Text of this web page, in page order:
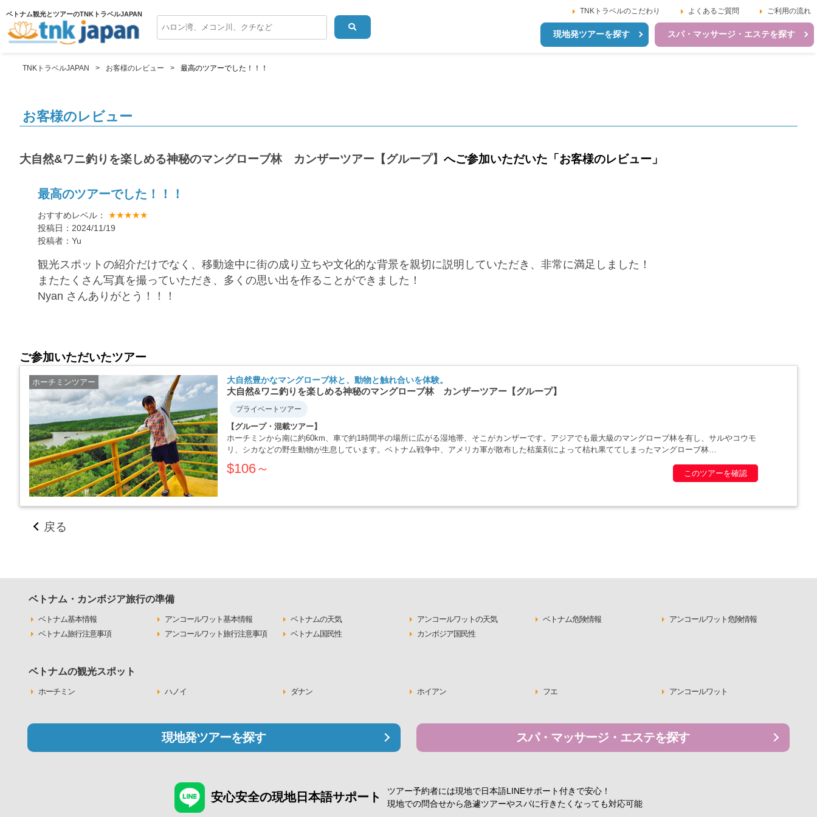
ベトナム観光とツアーのTNKトラベルJAPAN TNKトラベルのこだわり よくあるご質問 ご利用の流れ
現地発ツアーを探す スパ・マッサージ・エステを探す
TNKトラベルJAPAN お客様のレビュー 最高のツアーでした！！！
お客様のレビュー
大自然&ワニ釣りを楽しめる神秘のマングローブ林 カンザーツアー【グループ】 へご参加いただいた「お客様のレビュー」
最高のツアーでした！！！
おすすめレベル： ★★★★★
投稿日：2024/11/19
投稿者：Yu
観光スポットの紹介だけでなく、移動途中に街の成り立ちや文化的な背景を親切に説明していただき、非常に満足しました！
またたくさん写真を撮っていただき、多くの思い出を作ることができました！
Nyan さんありがとう！！！
ご参加いただいたツアー
ホーチミンツアー 大自然豊かなマングローブ林と、動物と触れ合いを体験。
大自然&ワニ釣りを楽しめる神秘のマングローブ林 カンザーツアー【グループ】
プライベートツアー
【グループ・混載ツアー】
ホーチミンから南に約60km、車で約1時間半の場所に広がる湿地帯、そこがカンザーです。アジアでも最大級のマングローブ林を有し、サルやコウモ
リ、シカなどの野生動物が生息しています。ベトナム戦争中、アメリカ軍が散布した枯葉剤によって枯れ果ててしまったマングローブ林
が、・・・・・
$106～ このツアーを確認
戻る
ベトナム・カンボジア旅行の準備
ベトナム基本情報 アンコールワット基本情報 ベトナムの天気 アンコールワットの天気 ベトナム危険情報
アンコールワット危険情報
ベトナム旅行注意事項
アンコールワット旅行注意事項 ベトナム国民性 カンボジア国民性
ベトナムの観光スポット
ホーチミン ハノイ ダナン ホイアン フエ アンコールワット
現地発ツアーを探す スパ・マッサージ・エステを探す
安心安全の現地日本語サポート ツアー予約者には現地で日本語LINEサポート付きで安心！
現地での問合せから急遽ツアーやスパに行きたくなっても対応可能